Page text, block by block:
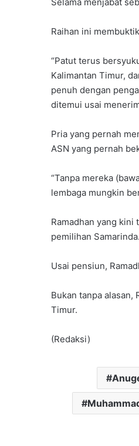
Raihan ini
“Patut terus
Kalimantan Timur,
penuh dengan
ditemui usai
Pria yang pernah
ASN yang pernah
“Tanpa mereka
lembaga mungkin
Ramadhan yang kini
pemilihan Samarinda.
Usai pensiun,
Bukan tanpa alasan,
Timur.
(Redaksi)